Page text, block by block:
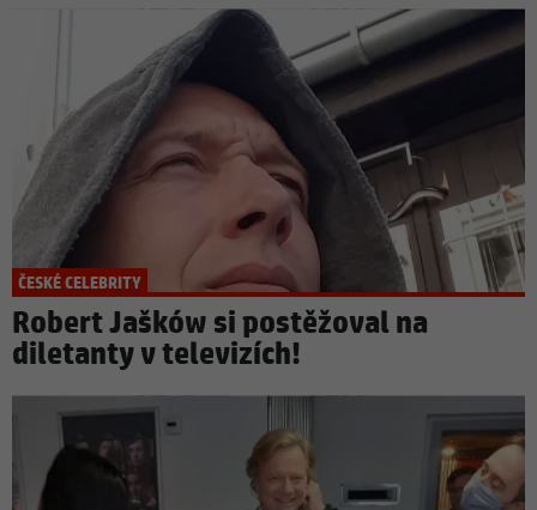
ČESKÉ CELEBRITY
Robert Jašków si postěžoval na
diletanty v televizích!